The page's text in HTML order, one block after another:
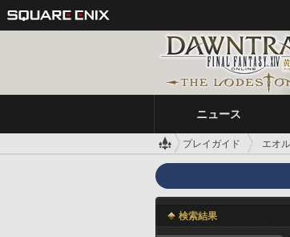
ニュース
プレイガイド エオ
検索結果